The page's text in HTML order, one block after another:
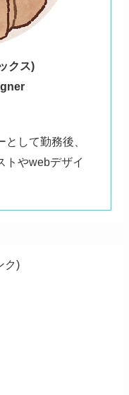
クス)
して勤務後、
トやwebデザイ
ク)